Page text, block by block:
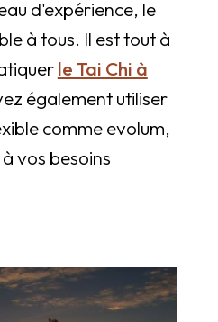
d'expérience, le
à tous. Il est tout à
le Tai Chi à
également utiliser
comme evolum,
vos besoins